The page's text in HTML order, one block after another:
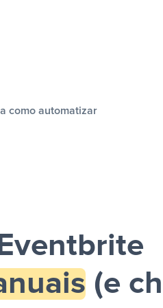
como automatizar
(e